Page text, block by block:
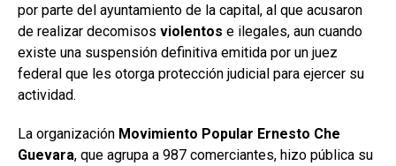
por parte del ayuntamiento de la capital, al que acusaron
de realizar decomisos violentos e ilegales, aun cuando
existe una suspensión definitiva emitida por un juez
federal que les otorga protección judicial para ejercer su
actividad.
La organización Movimiento Popular Ernesto Che
Guevara, que agrupa a 987 comerciantes, hizo pública su